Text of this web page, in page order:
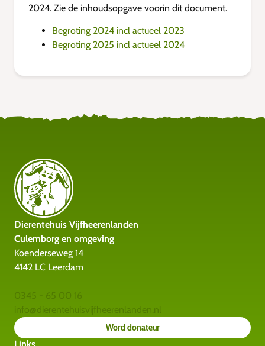
2024. Zie de inhoudsopgave voorin dit document.
Begroting 2024 incl actueel 2023
Begroting 2025 incl actueel 2024
Dierentehuis Vijfheerenlanden
Culemborg en omgeving
Koenderseweg 14
4142 LC Leerdam
0345 - 65 00 16
info@dierentehuisvijfheerenlanden.nl
Word donateur